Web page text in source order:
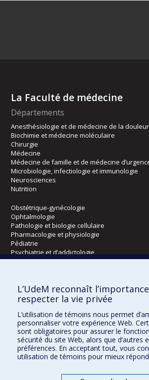
La Faculté de médecine
Départements
Anesthésiologie et de médecine de la douleur
Biochimie et médecine moléculaire
Chirurgie
Médecine
Médecine de famille et de médecine
Microbiologie, infectiologie et immunologie
Neurosciences
Nutrition
Obstétrique-gynécologie
Ophtalmologie
Pathologie et biologie cellulaire
Pharmacologie et physiologie
Pédiatrie
Psychiatrie et d’addictologie
Radiologie, radio-oncologie et médecine
Écoles
Orthophonie et audiologie
Réadaptation
Directions
L’UdeM reconnaît
respecter la vie privée
L’utilisation de témoins nous permet
personnaliser votre expérience Web.
sont obligatoires pour assurer le
sécurité du site Web, alors que d’autres
préférences. En acceptant tout, vous
utilisation de témoins pour mieux